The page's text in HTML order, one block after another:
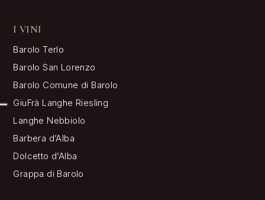
I VINI
Barolo Terlo
Barolo San Lorenzo
Barolo Comune di Barolo
GiuFrà Langhe Riesling
Langhe Nebbiolo
Barbera d’Alba
Dolcetto d’Alba
Grappa di Barolo